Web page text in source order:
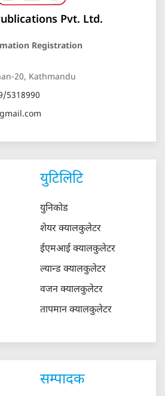
Pvt. Ltd.
Registration
20, Kathmandu
5318990
युटिलिटि
युनिकोड
शेयर क्यालकुलेटर
ईएमआई क्यालकुलेटर
ल्यान्ड क्यालकुलेटर
वजन क्यालकुलेटर
तापमान क्यालकुलेटर
सम्पादक